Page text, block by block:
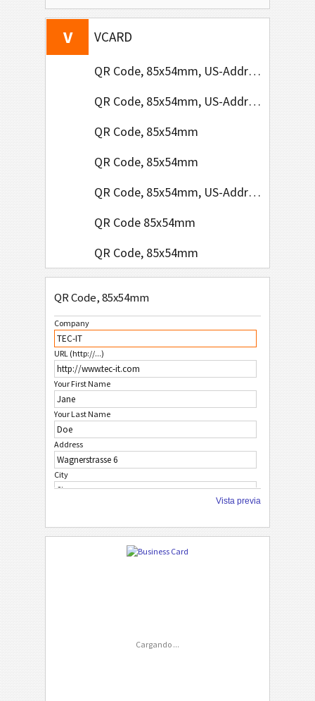
V VCARD
QR Code, 85x54mm, US-Address Format
QR Code, 85x54mm, US-Address Format
QR Code, 85x54mm
QR Code, 85x54mm
QR Code, 85x54mm, US-Address Format
QR Code 85x54mm
QR Code, 85x54mm
QR Code Only, 85x54mm
QR Code or Data Matrix, 85x54mm
M MECARD
B BLANCAS
F FRUTAS
N NAVIDEÑAS
A ASIA
QR Code, 85x54mm
Company
URL (http://...)
Your First Name
Your Last Name
Address
City
Country
Vista previa
Cargando ...